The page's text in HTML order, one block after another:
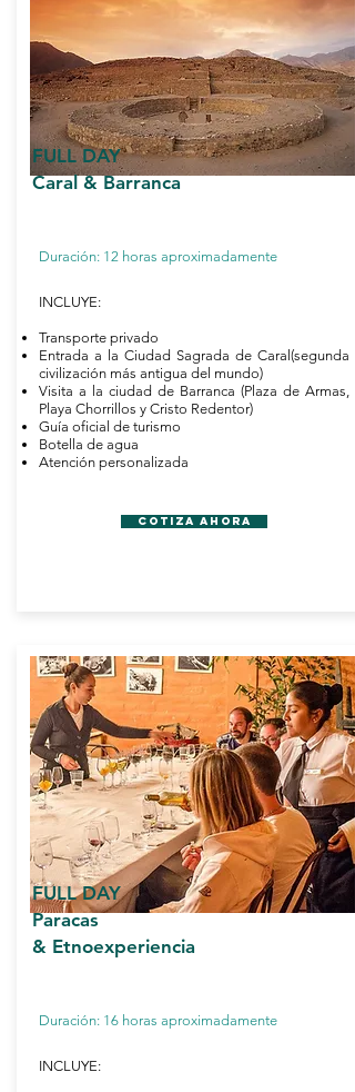
FULL DAY
Caral & Barranca
Duración: 12 horas aproximadamente
INCLUYE:
Transporte privado
Entrada a la Ciudad Sagrada de Caral(segunda
civilización más antigua del mundo)
Visita a la ciudad de Barranca (Plaza de Armas,
Playa Chorrillos y Cristo Redentor)
Guía oficial de turismo
Botella de agua
Atención personalizada
Cotiza Ahora
FULL DAY
Paracas
& Etnoexperiencia
Duración: 16 horas aproximadamente
INCLUYE: